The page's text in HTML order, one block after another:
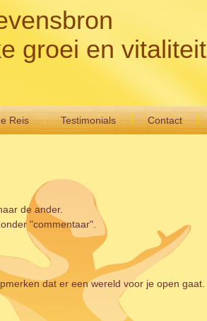
groei en vitaliteit
Reis Testimonials Contact
de ander.
"commentaar".
dat er een wereld voor je open gaat.